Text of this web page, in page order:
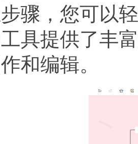
骤，您可以
具提供了丰
和编辑。